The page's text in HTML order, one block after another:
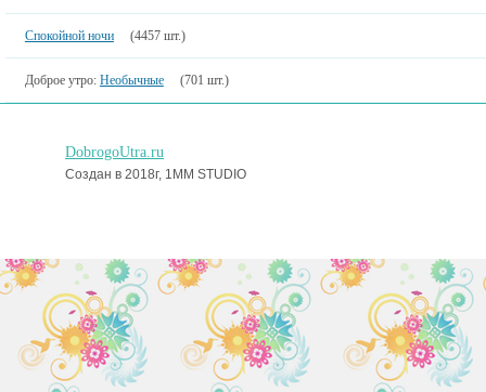
Спокойной ночи (4457 шт.)
Доброе утро: Необычные (701 шт.)
DobrogoUtra.ru
Создан в 2018г, 1MM STUDIO